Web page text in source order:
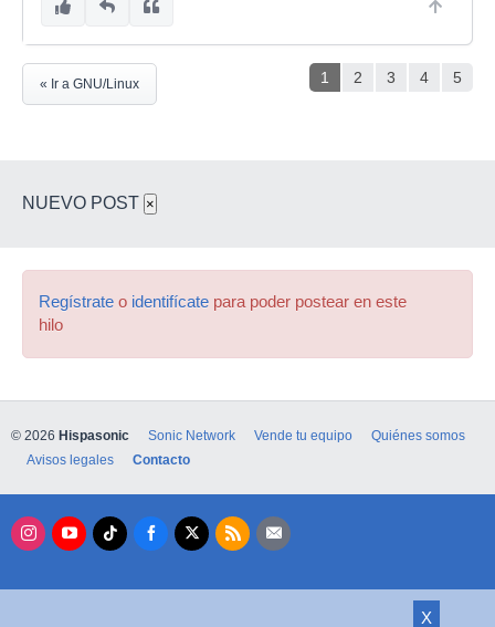
1 2 3 4 5
« Ir a GNU/Linux
NUEVO POST ×
Regístrate o identifícate para poder postear en este
hilo
X
© 2026 Hispasonic Sonic Network Vende tu equipo
Quiénes somos
Avisos legales
Contacto